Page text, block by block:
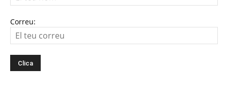
Correu: